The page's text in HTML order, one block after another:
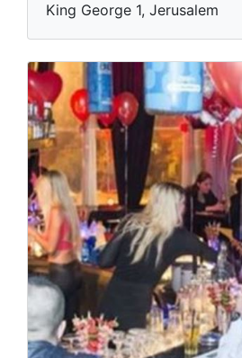
King George 1, Jerusalem